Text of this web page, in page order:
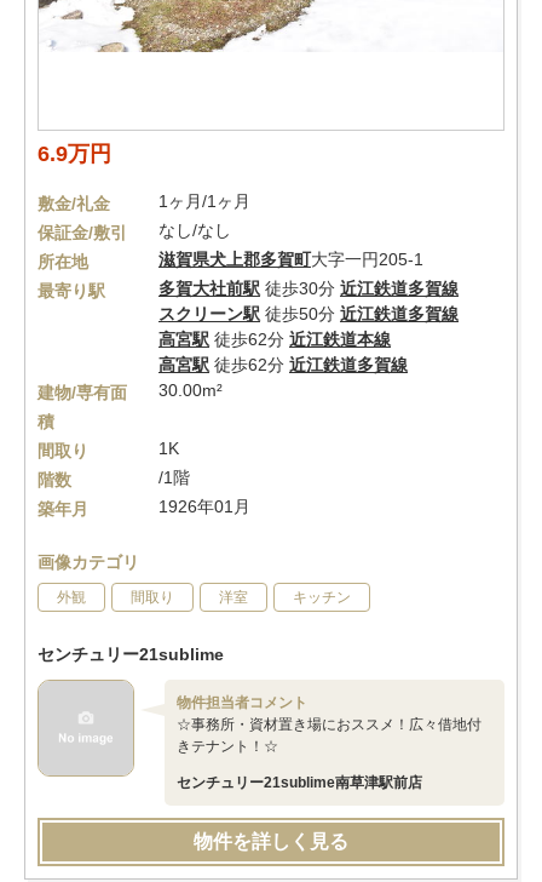
6.9万円
敷金/礼金
1ヶ月/1ヶ月
保証金/敷引
なし/なし
所在地
滋賀県犬上郡多賀町大字一円205-1
最寄り駅
多賀大社前駅 徒歩30分 近江鉄道多賀線
スクリーン駅 徒歩50分 近江鉄道多賀線
高宮駅 徒歩62分 近江鉄道本線
高宮駅 徒歩62分 近江鉄道多賀線
建物/専有面
積
30.00m²
間取り
1K
階数
/1階
築年月
1926年01月
画像カテゴリ
外観 間取り 洋室 キッチン
センチュリー21sublime
物件担当者コメント
☆事務所・資材置き場におススメ！広々借地付
きテナント！☆
センチュリー21sublime南草津駅前店
物件を詳しく見る